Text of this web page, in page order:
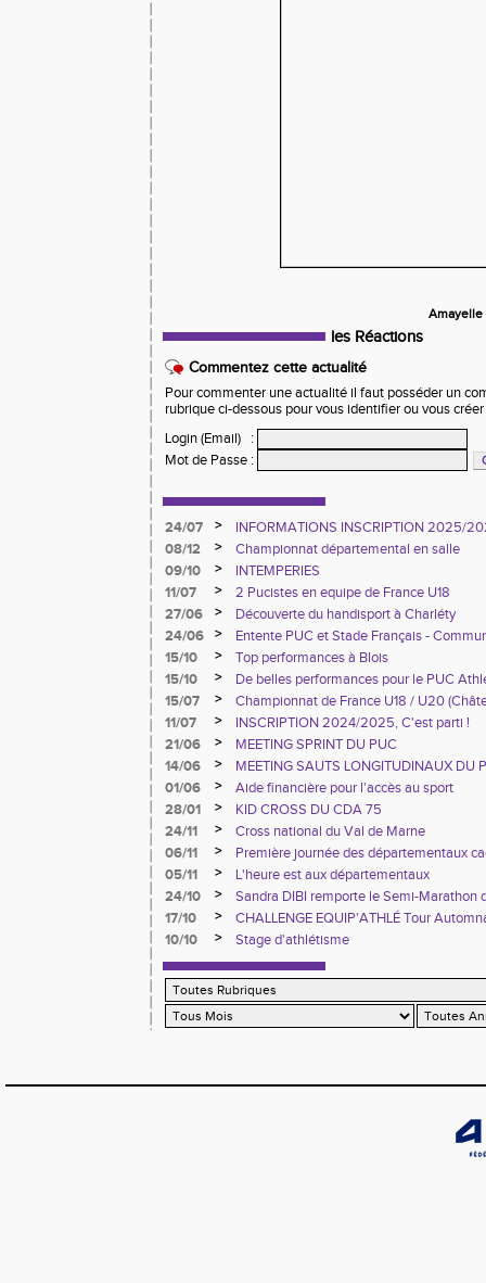
Amayelle
les Réactions
Commentez cette actualité
Pour commenter une actualité il faut posséder un
rubrique ci-dessous pour vous identifier ou vous
Login (Email)
:
Mot de Passe :
24/07 >
INFORMATIONS INSCRIPTION 2025/
08/12
>
Championnat départemental en salle
09/10
>
INTEMPERIES
11/07
>
2 Pucistes en equipe de France U18
27/06
>
Découverte du handisport à Charléty
24/06
>
Entente PUC et Stade Français -
15/10
>
Top performances à Blois
15/10
>
De belles performances pour le PUC
France à Blois
15/07 >
Championnat de France U18 / U20
11/07
>
INSCRIPTION 2024/2025, C'est parti !
21/06
>
MEETING SPRINT DU PUC
14/06
>
MEETING SAUTS LONGITUDINAUX DU
01/06
>
Aide financière pour l'accès au sport
28/01
>
KID CROSS DU CDA 75
24/11
>
Cross national du Val de Marne
06/11
>
Première journée des départementaux
05/11
>
L'heure est aux départementaux
24/10
>
Sandra DIBI remporte le Semi-Marathon
17/10
>
CHALLENGE EQUIP'ATHLÉ Tour
10/10
> Stage d'athlétisme